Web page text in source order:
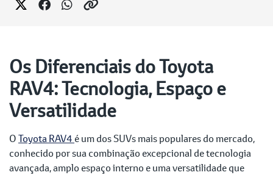
Os Diferenciais do Toyota
RAV4: Tecnologia, Espaço e
Versatilidade
OToyota RAV4 é um dos SUVs mais populares do mercado,
conhecido por sua combinação excepcional de tecnologia
avançada, amplo espaço interno e uma versatilidade que